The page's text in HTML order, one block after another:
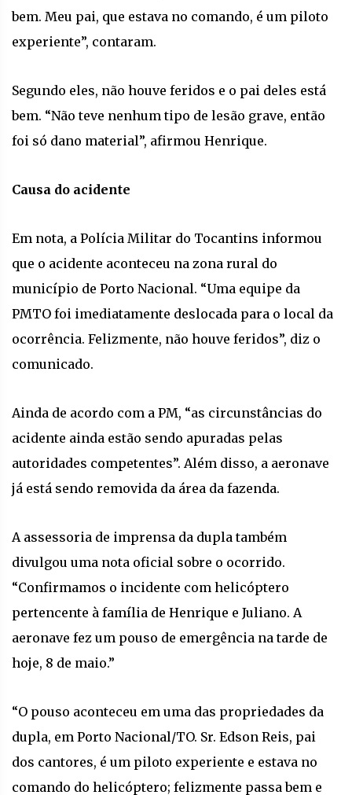
bem. Meu pai, que estava no comando, é um piloto
experiente”, contaram.
Segundo eles, não houve feridos e o pai deles está
bem. “Não teve nenhum tipo de lesão grave, então
foi só dano material”, afirmou Henrique.
Causa do acidente
Em nota, a Polícia Militar do Tocantins informou
que o acidente aconteceu na zona rural do
município de Porto Nacional. “Uma equipe da
PMTO foi imediatamente deslocada para o local da
ocorrência. Felizmente, não houve feridos”, diz o
comunicado.
Ainda de acordo com a PM, “as circunstâncias do
acidente ainda estão sendo apuradas pelas
autoridades competentes”. Além disso, a aeronave
já está sendo removida da área da fazenda.
A assessoria de imprensa da dupla também
divulgou uma nota oficial sobre o ocorrido.
“Confirmamos o incidente com helicóptero
pertencente à família de Henrique e Juliano. A
aeronave fez um pouso de emergência na tarde de
hoje, 8 de maio.”
“O pouso aconteceu em uma das propriedades da
dupla, em Porto Nacional/TO. Sr. Edson Reis, pai
dos cantores, é um piloto experiente e estava no
comando do helicóptero; felizmente passa bem e